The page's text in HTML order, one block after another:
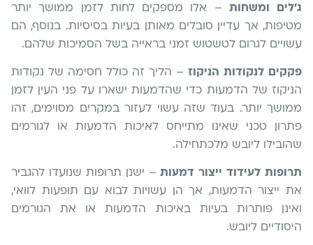
ג'לים ומשחות – אלו מספקים לחות לזמן ממושך יותר
מטיפות, אך עדיין סובלים מאותן בעיות בסיסיות. בנוסף, הם
עשויים לגרום לטשטוש זמני בראייה בשל הסמיכות שלהם.
פקקים לנקודות הניקוז – הליך זה כולל חסימה של נקודות
הניקוז של הדמעות כדי שהדמעות ישארו על פני העין לזמן
ממושך יותר. בעוד שזה עשוי לעזור במקרים מסוימים, זהו
פתרון טכני שאינו מתייחס לאיכות הדמעות או לגורמים
שהובילו ליובש מלכתחילה.
תרופות לעידוד ייצור דמעות– ישנן תרופות שנועדו להגביר
את ייצור הדמעות, אך הן עשויות לבוא עם תופעות לוואי,
ואינן פותרות בעיות באיכות הדמעות או את הגורמים
היסודיים ליובש.